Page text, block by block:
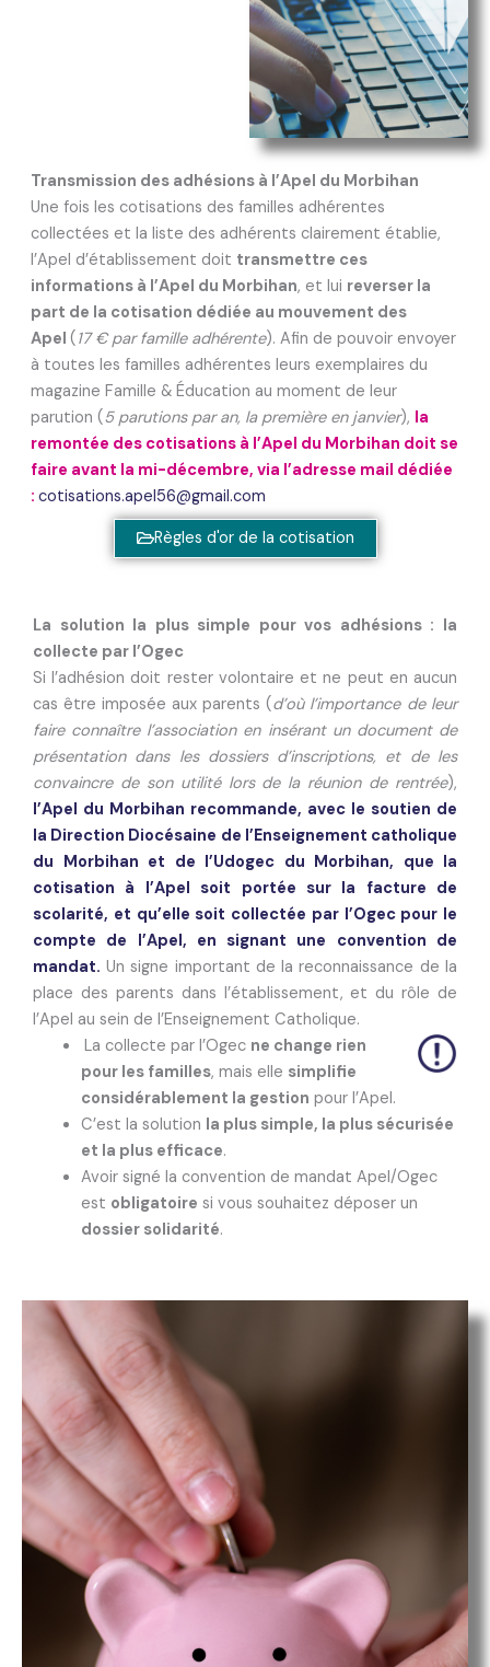
Transmission des adhésions à l’Apel du Morbihan
Une fois les cotisations des familles adhérentes
collectées et la liste des adhérents clairement établie,
l’Apel d’établissement doit transmettre ces
informations à l’Apel du Morbihan, et lui reverser la
part de la cotisation dédiée au mouvement des
Apel ( 17 € par famille adhérente). Afin de pouvoir envoyer
à toutes les familles adhérentes leurs exemplaires du
magazine Famille & Éducation au moment de leur
parution (5 parutions par an, la première en janvier), la
remontée des cotisations à l’Apel du Morbihan doit se
faire avant la mi-décembre, via l’adresse mail dédiée
: cotisations.apel56@gmail.com
Règles d'or de la cotisation
La solution la plus simple pour vos adhésions : la
collecte par l’Ogec
Si l’adhésion doit rester volontaire et ne peut en aucun
cas être imposée aux parents (d’où l’importance de leur
faire connaître l’association en insérant un document de
présentation dans les dossiers d’inscriptions, et de les
convaincre de son utilité lors de la réunion de rentrée),
l’Apel du Morbihan recommande, avec le soutien de
la Direction Diocésaine de l’Enseignement catholique
du Morbihan et de l’Udogec du Morbihan, que la
cotisation à l’Apel soit portée sur la facture de
scolarité, et qu’elle soit collectée par l’Ogec pour le
compte de l’Apel, en signant une convention de
mandat. Un signe important de la reconnaissance de la
place des parents dans l’établissement, et du rôle de
l’Apel au sein de l’Enseignement Catholique.
La collecte par l’Ogec ne change rien
pour les familles, mais elle simplifie
considérablement la gestion pour l’Apel.
C’est la solution la plus simple, la plus sécurisée
et la plus efficace.
Avoir signé la convention de mandat Apel/Ogec
est obligatoire si vous souhaitez déposer un
dossier solidarité.